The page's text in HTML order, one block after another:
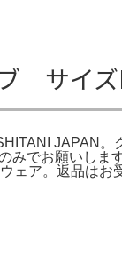
サイ
JAPAN
みでお願いし
ェア。返品は